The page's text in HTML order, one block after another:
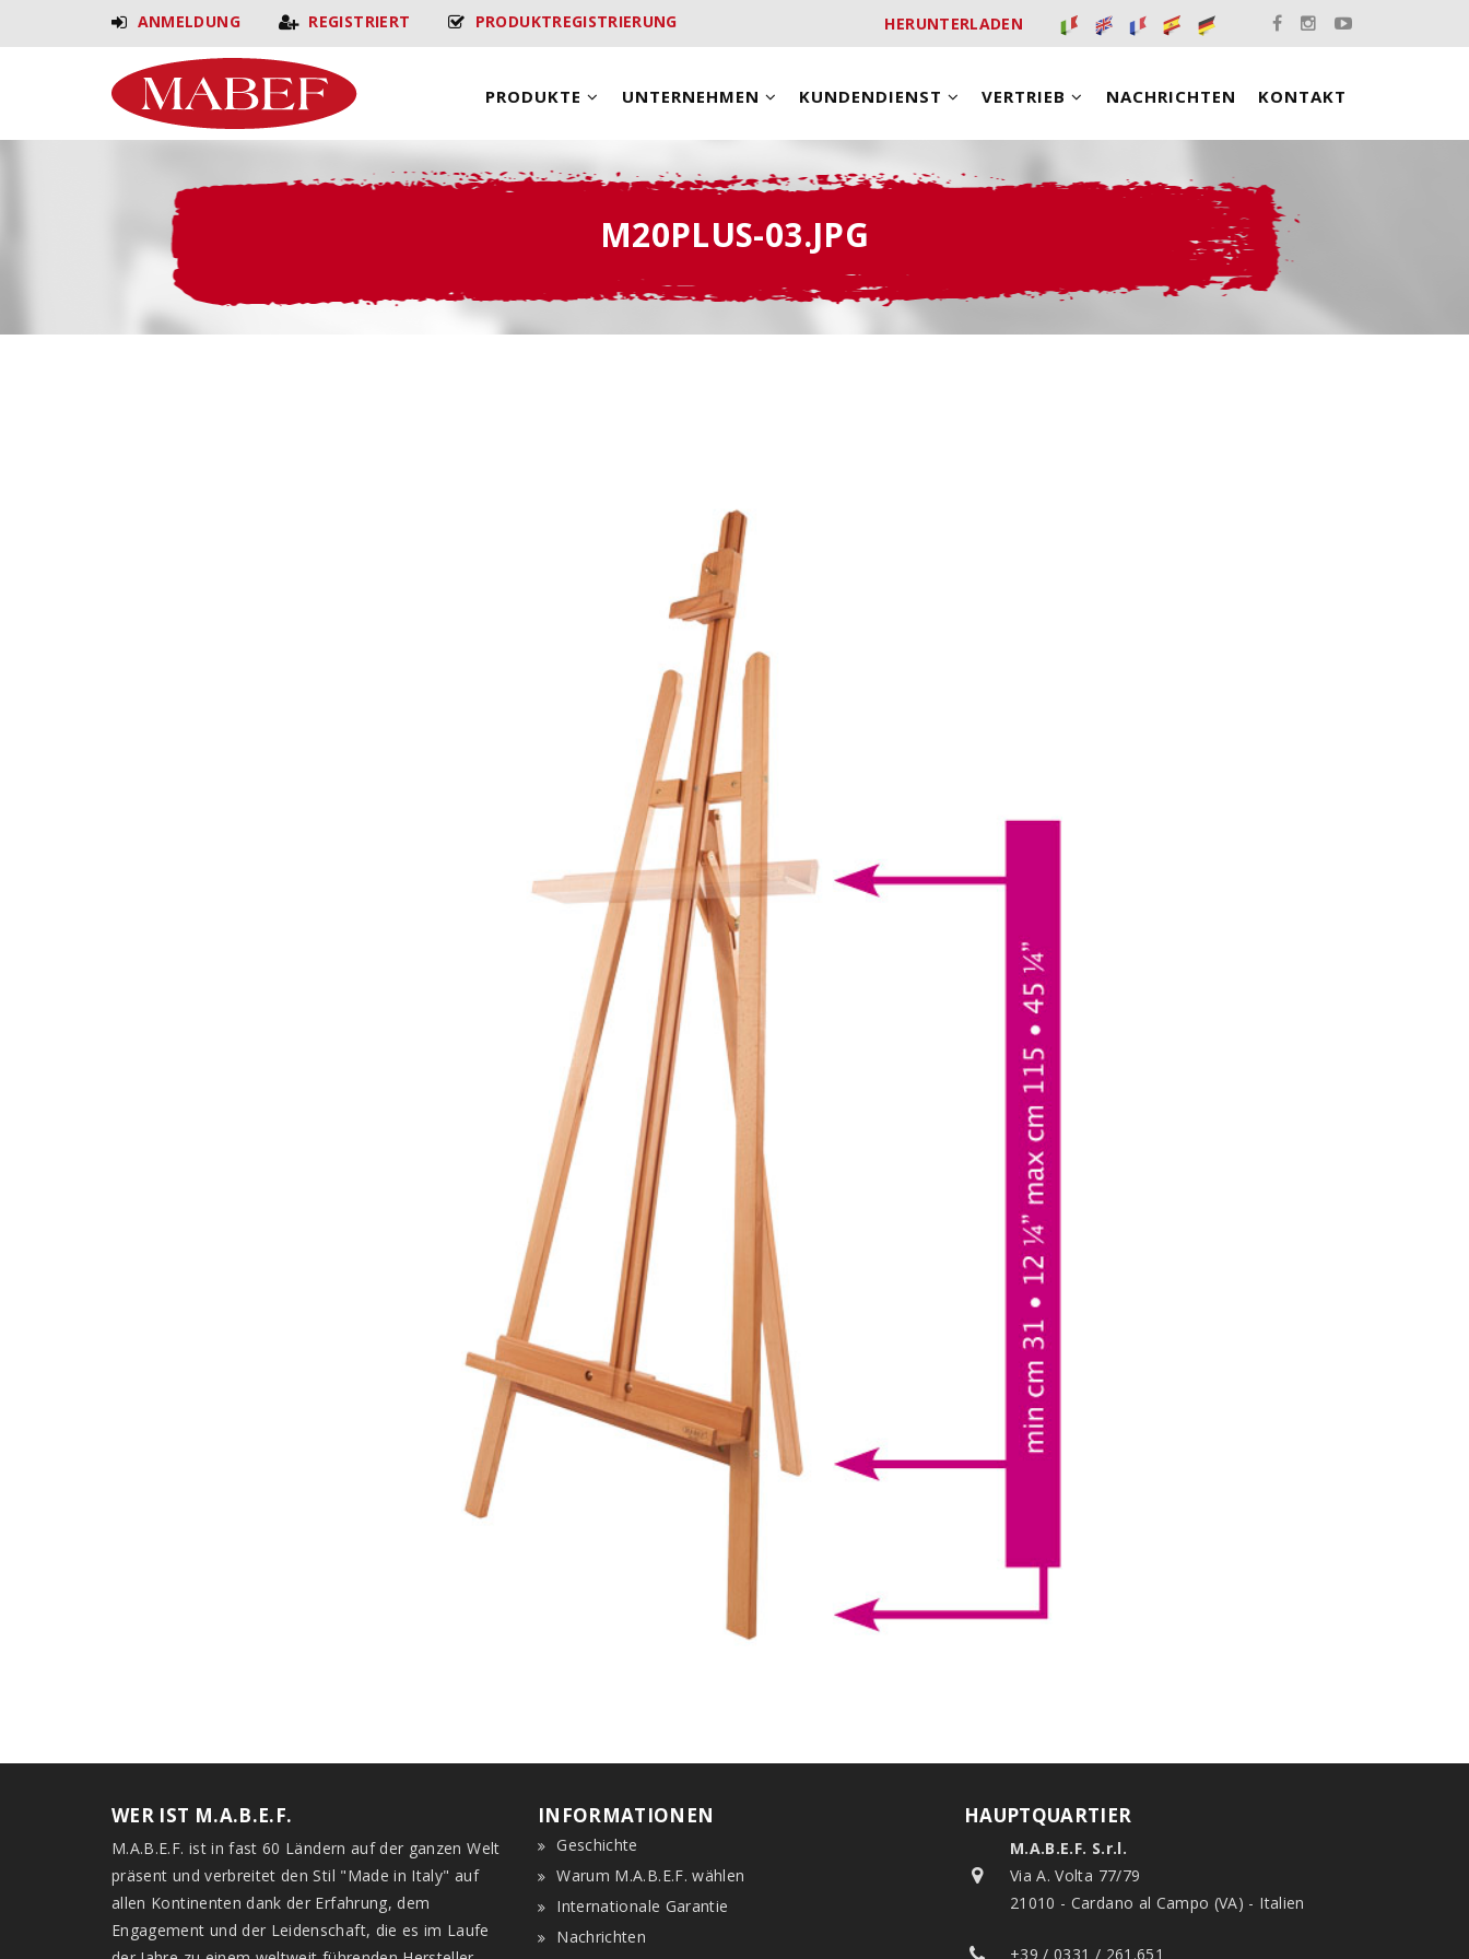
ANMELDUNG REGISTRIERT PRODUKTREGISTRIERUNG HERUNTERLADEN
PRODUKTE UNTERNEHMEN KUNDENDIENST VERTRIEB NACHRICHTEN KONTAKT
M20PLUS-03.JPG
WER IST M.A.B.E.F.
M.A.B.E.F. ist in fast 60 Ländern auf der ganzen Welt
präsent und verbreitet den Stil "Made in Italy" auf
allen Kontinenten dank der Erfahrung, dem
Engagement und der Leidenschaft, die es im Laufe
INFORMATIONEN
Geschichte
Warum M.A.B.E.F. wählen
Internationale Garantie
Nachrichten
HAUPTQUARTIER
M.A.B.E.F. S.r.l.
Via A. Volta 77/79
21010 - Cardano al Campo (VA) - Italien
+39 / 0331 / 261.651